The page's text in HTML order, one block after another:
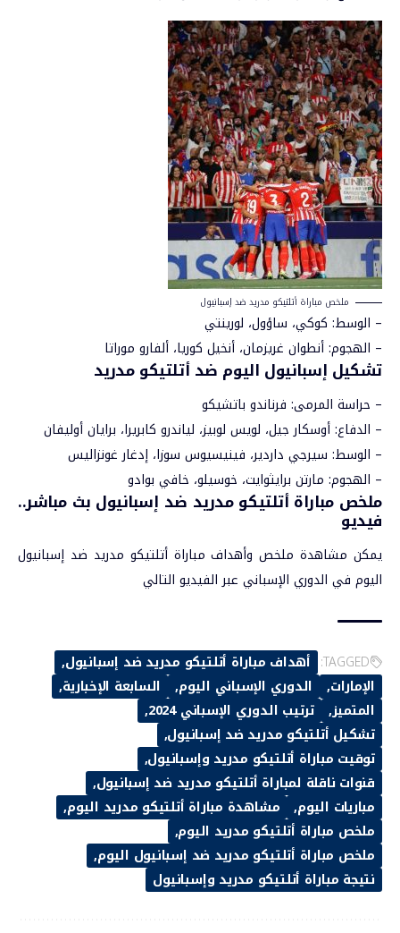
ملخص مباراة أتلتيكو مدريد ضد إسبانيول
– الوسط: كوكي، ساؤول، لورينتي
– الهجوم: أنطوان غريزمان، أنخيل كوريا، ألفارو موراتا
تشكيل إسبانيول اليوم ضد أتلتيكو مدريد
– حراسة المرمى: فرناندو باتشيكو
– الدفاع: أوسكار جيل، لويس لوبيز، لياندرو كابريرا، برايان أوليفان
– الوسط: سيرجي داردير، فينيسيوس سوزا، إدغار غونزاليس
– الهجوم: مارتن برايثوايت، خوسيلو، خافي بوادو
ملخص مباراة أتلتيكو مدريد ضد إسبانيول بث مباشر..
فيديو
يمكن مشاهدة ملخص وأهداف مباراة أتلتيكو مدريد ضد إسبانيول
اليوم في الدوري الإسباني عبر الفيديو التالي
TAGGED: أهداف مباراة أتلتيكو مدريد ضد إسبانيول
الإمارات
الدوري الإسباني اليوم
السابعة الإخبارية
المتميز
ترتيب الدوري الإسباني 2024
تشكيل أتلتيكو مدريد ضد إسبانيول
توقيت مباراة أتلتيكو مدريد وإسبانيول
قنوات ناقلة لمباراة أتلتيكو مدريد ضد إسبانيول
مباريات اليوم
مشاهدة مباراة أتلتيكو مدريد اليوم
ملخص مباراة أتلتيكو مدريد اليوم
ملخص مباراة أتلتيكو مدريد ضد إسبانيول اليوم
نتيجة مباراة أتلتيكو مدريد وإسبانيول